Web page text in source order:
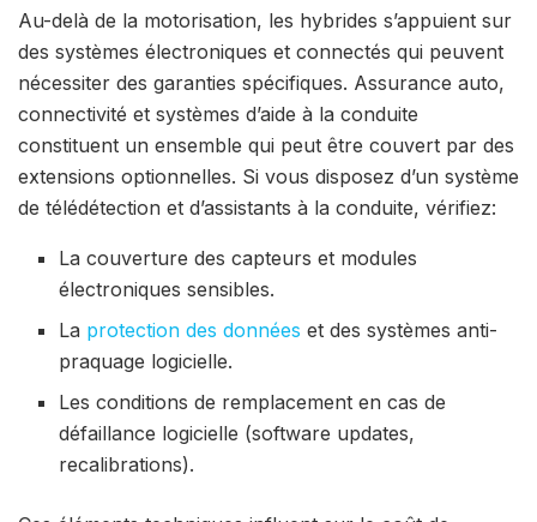
Au-delà de la motorisation, les hybrides s’appuient sur
des systèmes électroniques et connectés qui peuvent
nécessiter des garanties spécifiques. Assurance auto,
connectivité et systèmes d’aide à la conduite
constituent un ensemble qui peut être couvert par des
extensions optionnelles. Si vous disposez d’un système
de télédétection et d’assistants à la conduite, vérifiez:
La couverture des capteurs et modules
électroniques sensibles.
La protection des données et des systèmes anti-
praquage logicielle.
Les conditions de remplacement en cas de
défaillance logicielle (software updates,
recalibrations).